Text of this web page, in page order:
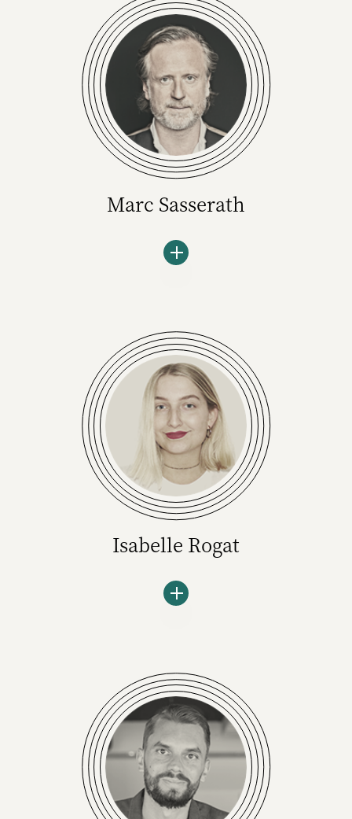
Marc Sasserath
Sasserath+. Er war unter anderem CEO von
Publicis Sasserath Brand Consultancy,
Executive Chairman der UDG United Digital
Group und Strategiechef von McCann und
BBDO.
Isabelle Rogat
Mitglied des GWA Youngboards, studiert
berufsbegleitend Wirtschaftspsychologie mit
dem Fokus Diversity und ist außerdem Co-
Host des Podcasts „Alte Sau“. Darin räumt sie
alle zwei Wochen mit Tabus und
Generationsstereotypen auf.